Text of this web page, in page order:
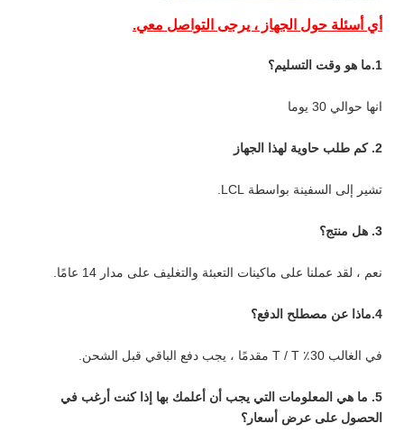
أي أسئلة حول الجهاز ، يرجى التواصل معي.
1.ما هو وقت التسليم؟
انها حوالي 30 يوما
2. كم طلب حاوية لهذا الجهاز
تشير إلى السفينة بواسطة LCL.
3. هل منتج؟
نعم ، لقد عملنا على ماكينات التعبئة والتغليف على مدار 14 عامًا.
4.ماذا عن مصطلح الدفع؟
في الغالب 30٪ T / T مقدمًا ، يجب دفع الباقي قبل الشحن.
5. ما هي المعلومات التي يجب أن أعلمك بها إذا كنت أرغب في
الحصول على عرض أسعار؟